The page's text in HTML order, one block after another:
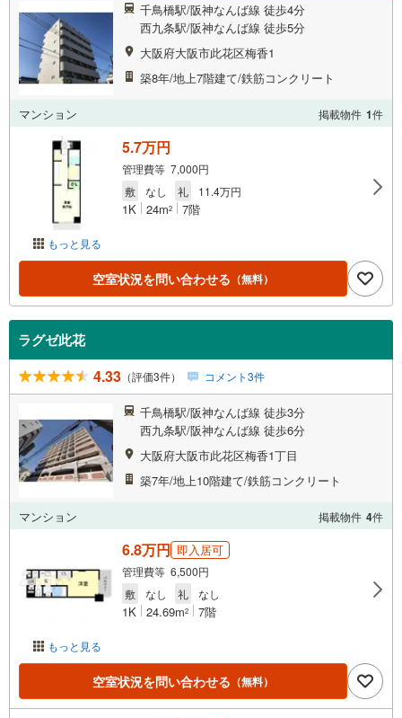
千鳥橋駅/阪神なんば線 徒歩4分
西九条駅/阪神なんば線 徒歩5分
大阪府大阪市此花区梅香1
築8年/地上7階建て/鉄筋コンクリート
マンション 掲載物件 1件
もっと見る
5.7万円
管理費等 7,000円
敷
なし 礼 11.4万円
1K 24m2 7階
空室状況を問い合わせる （無料）
ラグゼ此花
4.33 （評価3件） コメント3件
千鳥橋駅/阪神なんば線 徒歩3分
西九条駅/阪神なんば線 徒歩6分
大阪府大阪市此花区梅香1丁目
築7年/地上10階建て/鉄筋コンクリート
マンション 掲載物件 4件
もっと見る
6.8万円 即入居可
管理費等 6,500円
敷
なし 礼 なし
1K 24.69m2 7階
空室状況を問い合わせる （無料）